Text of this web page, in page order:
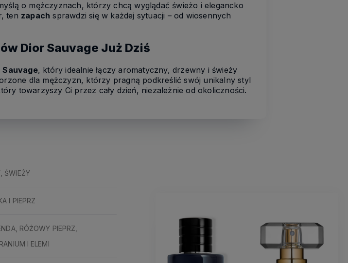
o mężczyznach, którzy chcą wyglądać świeżo i elegancko
ten zapach sprawdzi się w każdej sytuacji – od wiosennych
Dior Sauvage Już Dziś
Sauvage, który idealnie łączy aromatyczny, drzewny i świeży
dla mężczyzn, którzy pragną podkreślić swój unikalny styl
towarzyszy Ci przez cały dzień, niezależnie od okoliczności.
ŚWIEŻY
I PIEPRZ
RÓŻOWY PIEPRZ,
I ELEMI